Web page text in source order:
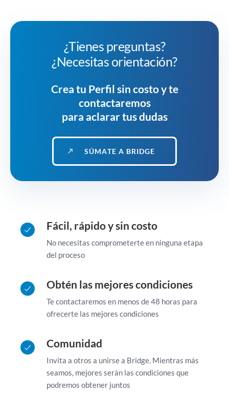
¿Tienes preguntas?
¿Necesitas orientación?
Crea tu Perfil sin costo y te
contactaremos
para aclarar tus dudas
SÚMATE A BRIDGE
Fácil, rápido y sin costo
No necesitas comprometerte en ninguna etapa
del proceso
Obtén las mejores condiciones
Te contactaremos en menos de 48 horas para
ofrecerte las mejores condiciones
Comunidad
Invita a otros a unirse a Bridge. Mientras más
seamos, mejores serán las condiciones que
podremos obtener juntos